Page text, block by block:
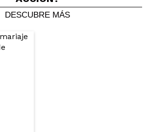
DESCUBRE MÁS